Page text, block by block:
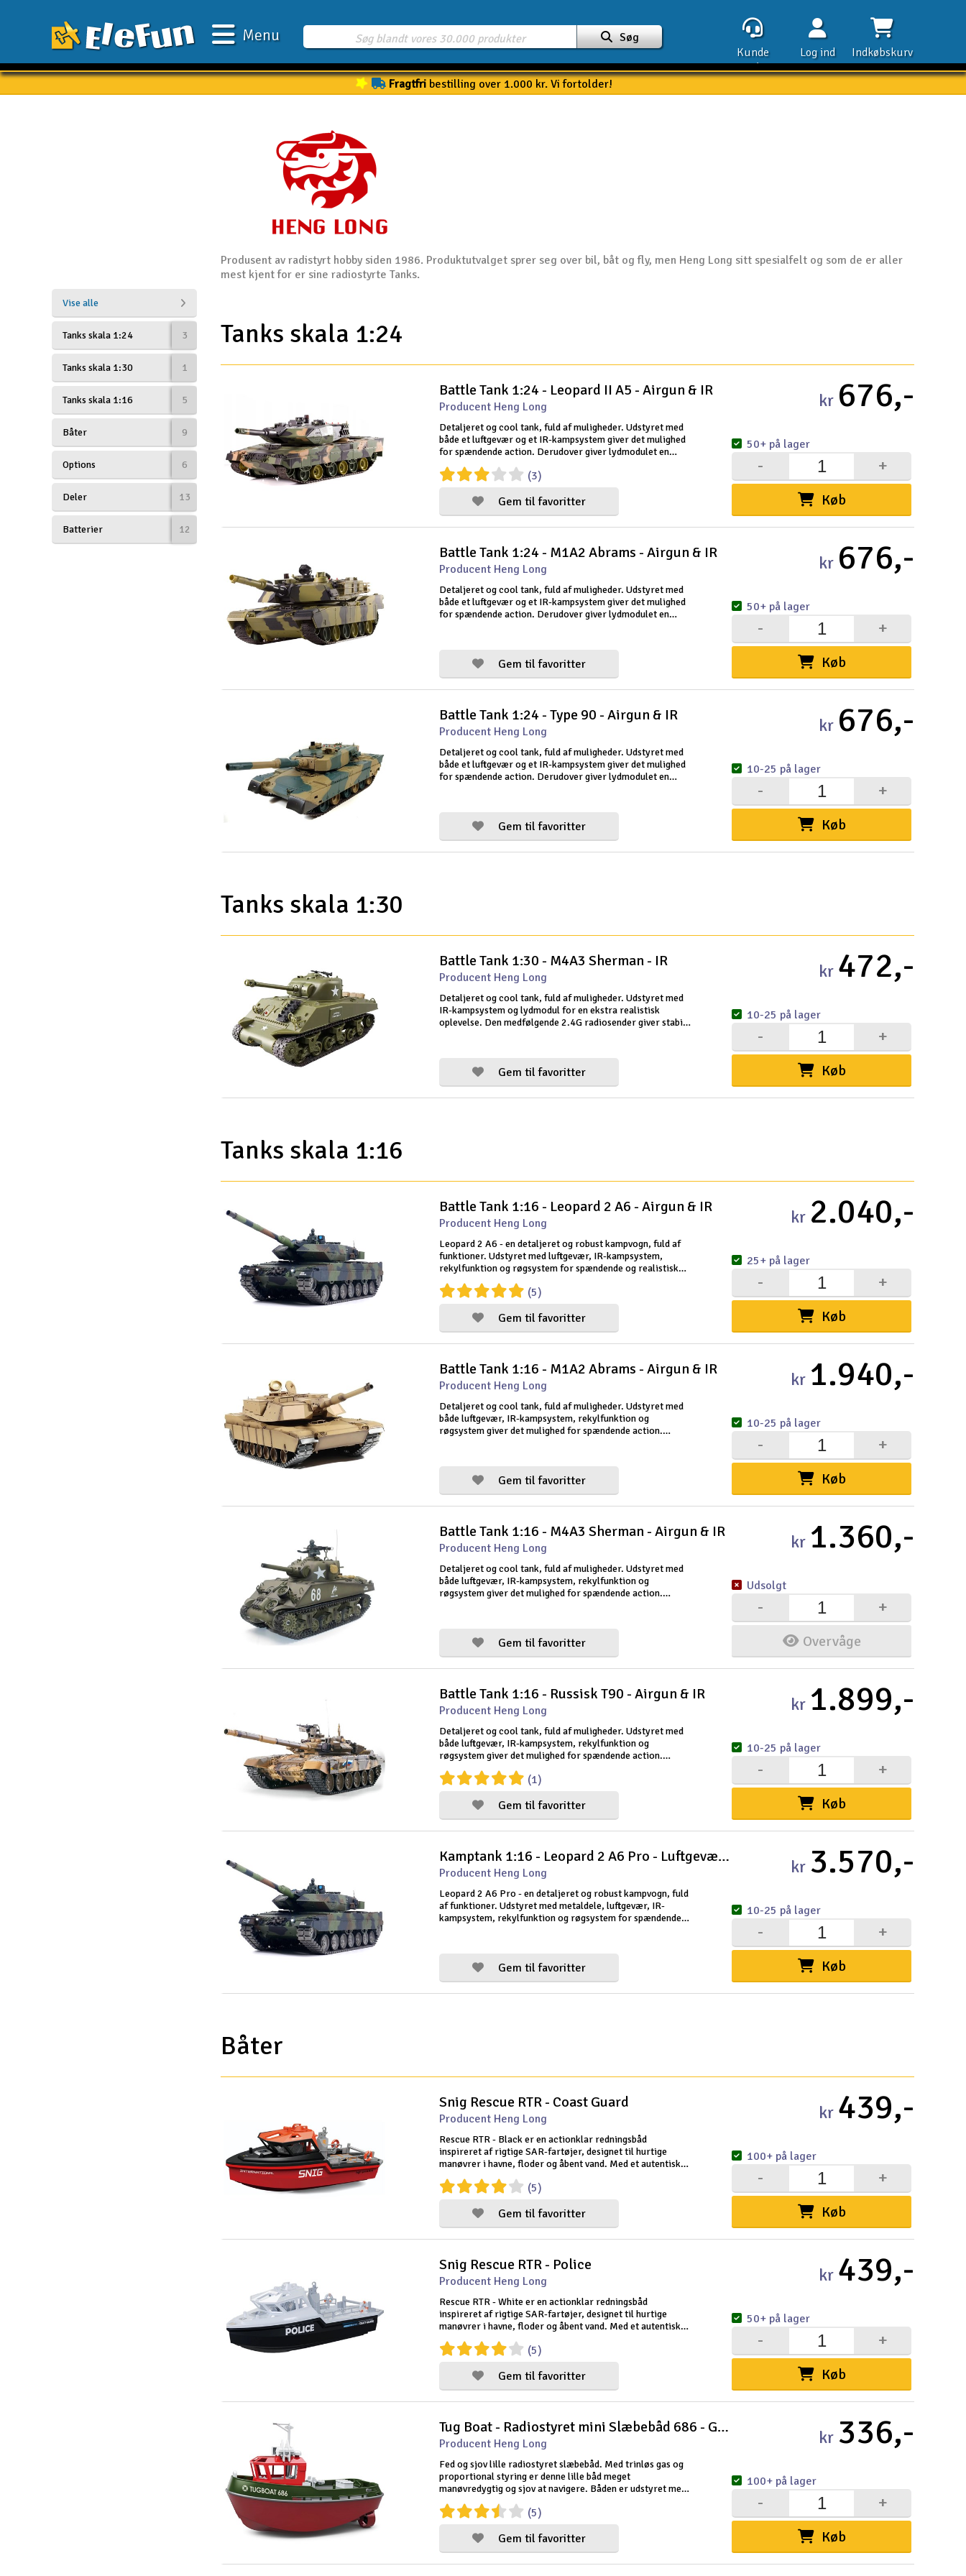
Droner
Fly
Helikopter
Kameraudstyr
Modelbygg og byggesæt
Motor & tilbehør
Outlet
Søg
Menu
Indkøbskurv
Log ind
Kunde
service
Fragtfribestilling over 1.000 kr. Vi fortolder!
Produsent av radistyrt hobby siden 1986. Produktutvalget sprer seg over bil, båt og fly, men Heng Long sitt spesialfelt og som de er aller
mest kjent for er sine radiostyrte Tanks.
Vise alle
Tanks skala 1:24 3
Tanks skala 1:30 1
Tanks skala 1:16 5
Båter 9
Options 6
Deler 13
Batterier 12
Tanks skala 1:24
Battle Tank 1:24 - Leopard II A5 - Airgun & IR
Producent Heng Long
Detaljeret og cool tank, fuld af muligheder. Udstyret med
både et luftgevær og et IR-kampsystem giver det mulighed
for spændende action. Derudover giver lydmodulet en
realistisk oplevelse. Lydstyrken er justerbar. Den
medfølgende 2.4G radiosender gi
Gem til favoritter
(3)
kr 676,-
Køb
+
-
50+ på lager
Battle Tank 1:24 - M1A2 Abrams - Airgun & IR
Producent Heng Long
Detaljeret og cool tank, fuld af muligheder. Udstyret med
både et luftgevær og et IR-kampsystem giver det mulighed
for spændende action. Derudover giver lydmodulet en
Gem til favoritter
kr 676,-
Køb
+
-
50+ på lager
Battle Tank 1:24 - Type 90 - Airgun & IR
Producent Heng Long
Detaljeret og cool tank, fuld af muligheder. Udstyret med
både et luftgevær og et IR-kampsystem giver det mulighed
for spændende action. Derudover giver lydmodulet en
Gem til favoritter
kr 676,-
Køb
+
-
10-25 på lager
Tanks skala 1:30
Battle Tank 1:30 - M4A3 Sherman - IR
Producent Heng Long
Detaljeret og cool tank, fuld af muligheder. Udstyret med
IR-kampsystem og lydmodul for en ekstra realistisk
oplevelse. Den medfølgende 2.4G radiosender giver stabil
Gem til favoritter
kr 472,-
Køb
+
-
10-25 på lager
Tanks skala 1:16
Battle Tank 1:16 - Leopard 2 A6 - Airgun & IR
Producent Heng Long
Leopard 2 A6 - en detaljeret og robust kampvogn, fuld af
funktioner. Udstyret med luftgevær, IR-kampsystem,
rekylfunktion og røgsystem for spændende og realistisk
action. Lydmodulet forbedrer oplevelsen yderligere. Den
medfølgende 2,4G radiosender s
Gem til favoritter
(5)
kr 2.040,-
Køb
+
-
25+ på lager
Battle Tank 1:16 - M1A2 Abrams - Airgun & IR
Producent Heng Long
Detaljeret og cool tank, fuld af muligheder. Udstyret med
både luftgevær, IR-kampsystem, rekylfunktion og
røgsystem giver det mulighed for spændende action.
Gem til favoritter
kr 1.940,-
Køb
+
-
10-25 på lager
Battle Tank 1:16 - M4A3 Sherman - Airgun & IR
Producent Heng Long
Detaljeret og cool tank, fuld af muligheder. Udstyret med
både luftgevær, IR-kampsystem, rekylfunktion og
røgsystem giver det mulighed for spændende action.
Gem til favoritter
kr 1.360,-
Overvåge
+
-
Udsolgt
Battle Tank 1:16 - Russisk T90 - Airgun & IR
Producent Heng Long
Detaljeret og cool tank, fuld af muligheder. Udstyret med
både luftgevær, IR-kampsystem, rekylfunktion og
røgsystem giver det mulighed for spændende action.
Derudover giver lydmodulet en realistisk oplevelse. Den
medfølgende 2.4G radiosender giver s
Gem til favoritter
(1)
kr 1.899,-
Køb
+
-
10-25 på lager
Kamptank 1:16 - Leopard 2 A6 Pro - Luftgevær &
Producent Heng Long
Leopard 2 A6 Pro - en detaljeret og robust kampvogn, fuld
af funktioner. Udstyret med metaldele, luftgevær, IR-
kampsystem, rekylfunktion og røgsystem for spændende
Gem til favoritter
kr 3.570,-
Køb
+
-
10-25 på lager
Båter
Snig Rescue RTR - Coast Guard
Producent Heng Long
Rescue RTR - Black er en actionklar redningsbåd
inspireret af rigtige SAR-fartøjer, designet til hurtige
manøvrer i havne, floder og åbent vand. Med et autentisk
halvskaladesign, turbojet-drev og børsteløs motor får du
både stil og ydeevne - uden pr
Gem til favoritter
(5)
kr 439,-
Køb
+
-
100+ på lager
Snig Rescue RTR - Police
Producent Heng Long
Rescue RTR - White er en actionklar redningsbåd
inspireret af rigtige SAR-fartøjer, designet til hurtige
manøvrer i havne, floder og åbent vand. Med et autentisk
halvskaladesign, turbojet-drev og børsteløs motor får du
både stil og ydeevne - uden pr
Gem til favoritter
(5)
kr 439,-
Køb
+
-
50+ på lager
Tug Boat - Radiostyret mini Slæbebåd 686 - Grøn
Producent Heng Long
Fed og sjov lille radiostyret slæbebåd. Med trinløs gas og
proportional styring er denne lille båd meget
manøvredygtig og sjov at navigere. Båden er udstyret med
to propeller, og hver propel er indkapslet i en
beskyttelsesmuffe med et ror. Dette bes
Gem til favoritter
(5)
kr 336,-
Køb
+
-
100+ på lager